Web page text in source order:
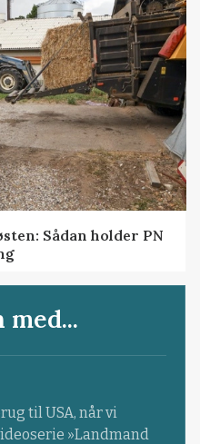
Sådan holder PN
til USA, når vi
»Landmand